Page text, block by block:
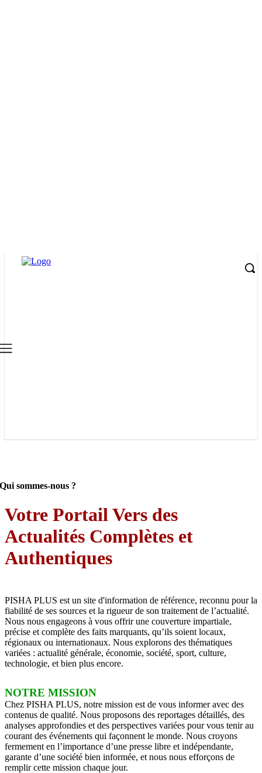
Qui sommes-nous ?
Votre Portail Vers des
Actualités Complètes et
Authentiques
PISHA PLUS est un site d'information de référence, reconnu pour la
fiabilité de ses sources et la rigueur de son traitement de l’actualité.
Nous nous engageons à vous offrir une couverture impartiale,
précise et complète des faits marquants, qu’ils soient locaux,
régionaux ou internationaux. Nous explorons des thématiques
variées : actualité générale, économie, société, sport, culture,
technologie, et bien plus encore.
NOTRE MISSION
Chez PISHA PLUS, notre mission est de vous informer avec des
contenus de qualité. Nous proposons des reportages détaillés, des
analyses approfondies et des perspectives variées pour vous tenir au
courant des événements qui façonnent le monde. Nous croyons
fermement en l’importance d’une presse libre et indépendante,
garante d’une société bien informée, et nous nous efforçons de
remplir cette mission chaque jour.